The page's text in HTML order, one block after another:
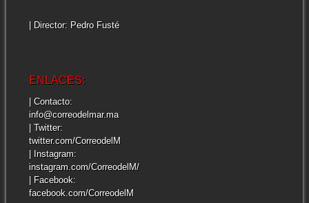
| Director: Pedro Fusté
ENLACES:
| Contacto:
info@correodelmar.ma
| Twitter:
twitter.com/CorreodelM
| Instagram:
instagram.com/CorreodelM/
| Facebook:
facebook.com/CorreodelM